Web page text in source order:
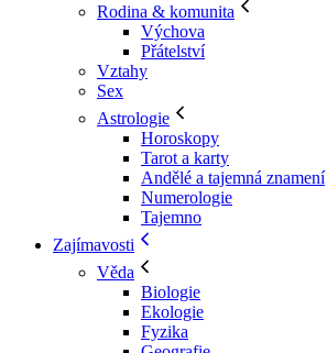
Rodina & komunita
Výchova
Přátelství
Vztahy
Sex
Astrologie
Horoskopy
Tarot a karty
Andělé a tajemná znamení
Numerologie
Tajemno
Zajímavosti
Věda
Biologie
Ekologie
Fyzika